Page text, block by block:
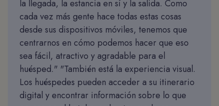
la llegada, la estancia en sí y la salida. Como
cada vez más gente hace todas estas cosas
desde sus dispositivos móviles, tenemos que
centrarnos en cómo podemos hacer que eso
sea fácil, atractivo y agradable para el
huésped." "También está la experiencia visual.
Los huéspedes pueden acceder a su itinerario
digital y encontrar información sobre lo que